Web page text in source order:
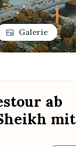
Galerie
ab
mit